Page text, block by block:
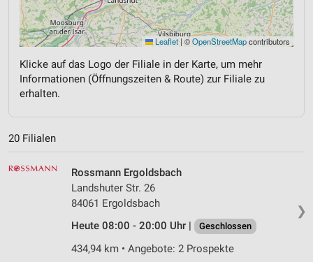
Leaflet | ©OpenStreetMapcontributors
Klicke auf das Logo der Filiale in der Karte, um mehr
Informationen (Öffnungszeiten & Route) zur Filiale zu
erhalten.
20 Filialen
❯
Rossmann Ergoldsbach
Landshuter Str. 26
84061 Ergoldsbach
Heute 08:00 - 20:00 Uhr |
Geschlossen
434,94 km • Angebote: 2 Prospekte